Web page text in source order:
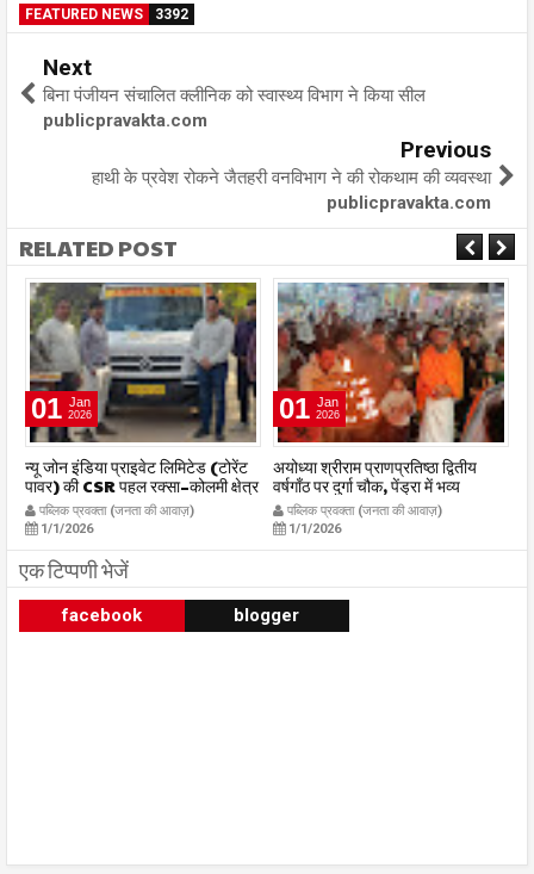
FEATURED NEWS 3392
Next
बिना पंजीयन संचालित क्लीनिक को स्वास्थ्य विभाग ने किया सील
publicpravakta.com
Previous
हाथी के प्रवेश रोकने जैतहरी वनविभाग ने की रोकथाम की व्यवस्था
publicpravakta.com
RELATED POST
01 Jan
2026
न्यू जोन इंडिया प्राइवेट लिमिटेड (टोरेंट
पावर) की CSR पहल रक्सा–कोलमी क्षेत्र
में चलित अस्पताल एम्बुलेंस सेवा का
शुभारंभ publicpravakta.com
पब्लिक प्रवक्ता (जनता की आवाज़)
1/1/2026
01 Jan
2026
अयोध्या श्रीराम प्राणप्रतिष्ठा द्वितीय
वर्षगाँठ पर दुर्गा चौक, पेंड्रा में भव्य
महाआरती सम्पन्न
publicpravakta.com
पब्लिक प्रवक्ता (जनता की आवाज़)
1/1/2026
एक टिप्पणी भेजें
facebook blogger